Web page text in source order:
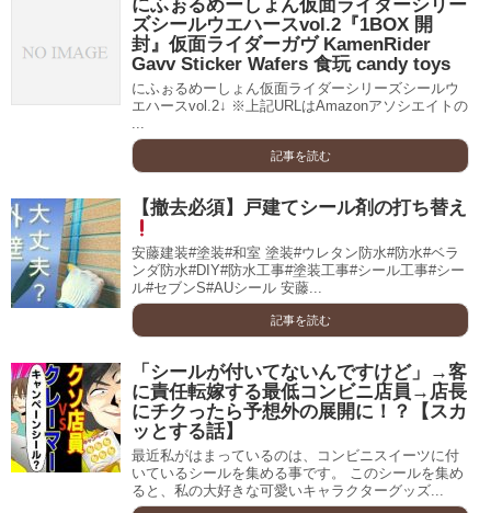
にふぉるめーしょん仮面ライダーシリー
ズシールウエハースvol.2『1BOX 開
封』仮面ライダーガヴ KamenRider
Gavv Sticker Wafers 食玩 candy toys
にふぉるめーしょん仮面ライダーシリーズシールウ
エハースvol.2↓ ※上記URLはAmazonアソシエイトの
記事を読む
【撤去必須】戸建てシール剤の打ち替え
安藤建装#塗装#和室 塗装#ウレタン防水#防水#ベラ
ンダ防水#DIY#防水工事#塗装工事#シール工事#シー
ル#セブンS#AUシール 安藤...
記事を読む
「シールが付いてないんですけど」→客
に責任転嫁する最低コンビニ店員→店長
にチクったら予想外の展開に！？【スカ
ッとする話】
最近私がはまっているのは、コンビニスイーツに付
いているシールを集める事です。 このシールを集め
ると、私の大好きな可愛いキャラクターグッズ...